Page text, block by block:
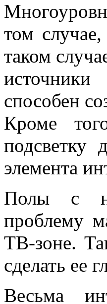
том
таком
способен
Кроме
подсветку
элемента
Полы с
проблему
ТВ-зоне.
сделать ее
Весьма